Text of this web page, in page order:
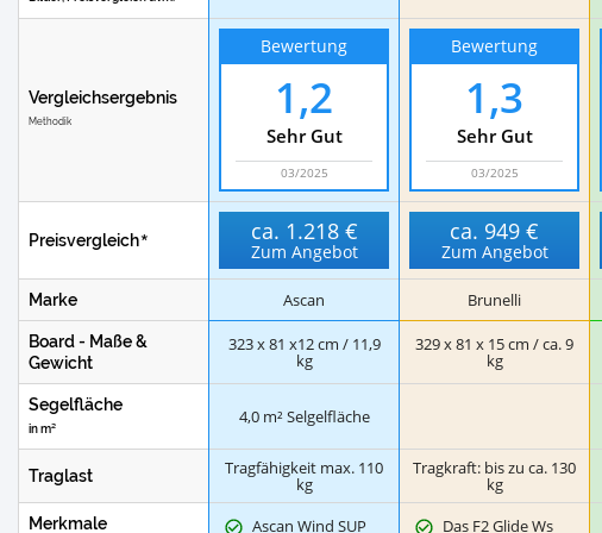
Vergleichsergebnis
Methodik
Bewertung
1,2
Sehr Gut
03/2025
Bewertung
1,3
Sehr Gut
03/2025
Preisvergleich ca. 1.218 €
Zum Angebot
ca. 949 €
Zum Angebot
Marke Ascan Brunelli
Board - Maße &
Gewicht
323 x 81 x12 cm / 11,9
kg
329 x 81 x 15 cm / ca. 9
kg
Segelfläche
in m²
4,0 m² Selgelfläche
Traglast Tragfähigkeit max. 110
kg
Tragkraft: bis zu ca. 130
kg
Merkmale Ascan Wind SUP Das F2 Glide Ws